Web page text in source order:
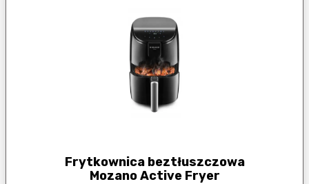
Frytkownica beztłuszczowa
Mozano Active Fryer